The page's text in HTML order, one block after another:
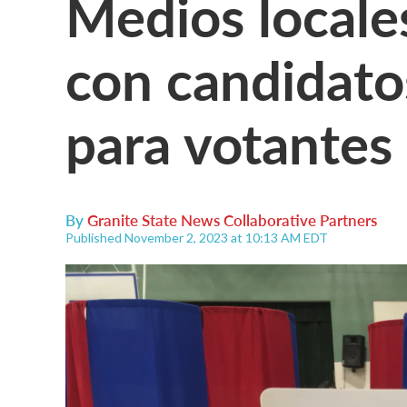
con
para
ByGranite State News Collaborative Partners
Published November 2, 2023 at 10:13 AM EDT